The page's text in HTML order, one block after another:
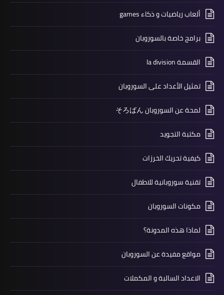
ألعاب رياضيات و ذكاء games
برامج خاصة بالسوروبان
القسمة la division
تمثيل الأعداد على السوروبان
لمحة عن السوروبان そろばん
مكتبة التجويد
كيفية تحريك الخرزات
تقنية سوروبانية للاطفال
مكونات السوروبان
لماذا هذه المدونة؟
مواقع مفيدة عن السوروبان
الاعداد السالبة و المكملات